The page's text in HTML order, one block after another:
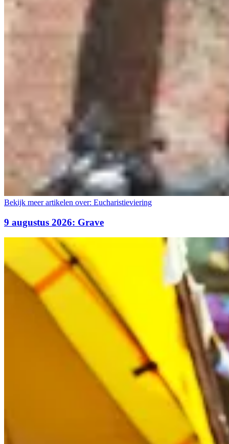
Bekijk meer artikelen over: Eucharistieviering
9 augustus 2026: Grave